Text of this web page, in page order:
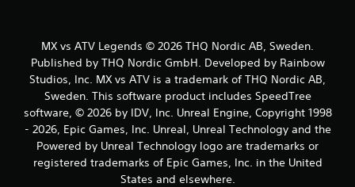
a
v
i
s
)
MX vs ATV Legends © 2026 THQ Nordic AB, Sweden.
Published by THQ Nordic GmbH. Developed by Rainbow
Studios, Inc. MX vs ATV is a trademark of THQ Nordic AB,
Sweden. This software product includes SpeedTree
software, © 2026 by IDV, Inc. Unreal Engine, Copyright 1998
- 2026, Epic Games, Inc. Unreal, Unreal Technology and the
Powered by Unreal Technology logo are trademarks or
registered trademarks of Epic Games, Inc. in the United
States and elsewhere.